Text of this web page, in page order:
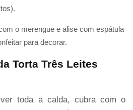
o merengue e alise com espátula
para decorar.
Torta Três Leites
toda a calda, cubra com o